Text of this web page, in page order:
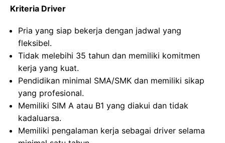
Kriteria Driver
Pria yang siap bekerja dengan jadwal yang
fleksibel.
Tidak melebihi 35 tahun dan memiliki komitmen
kerja yang kuat.
Pendidikan minimal SMA/SMK dan memiliki sikap
yang profesional.
Memiliki SIM A atau B1 yang diakui dan tidak
kadaluarsa.
Memiliki pengalaman kerja sebagai driver selama